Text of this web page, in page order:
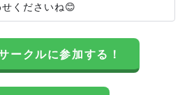
くださいね😊
ークルに参加する！